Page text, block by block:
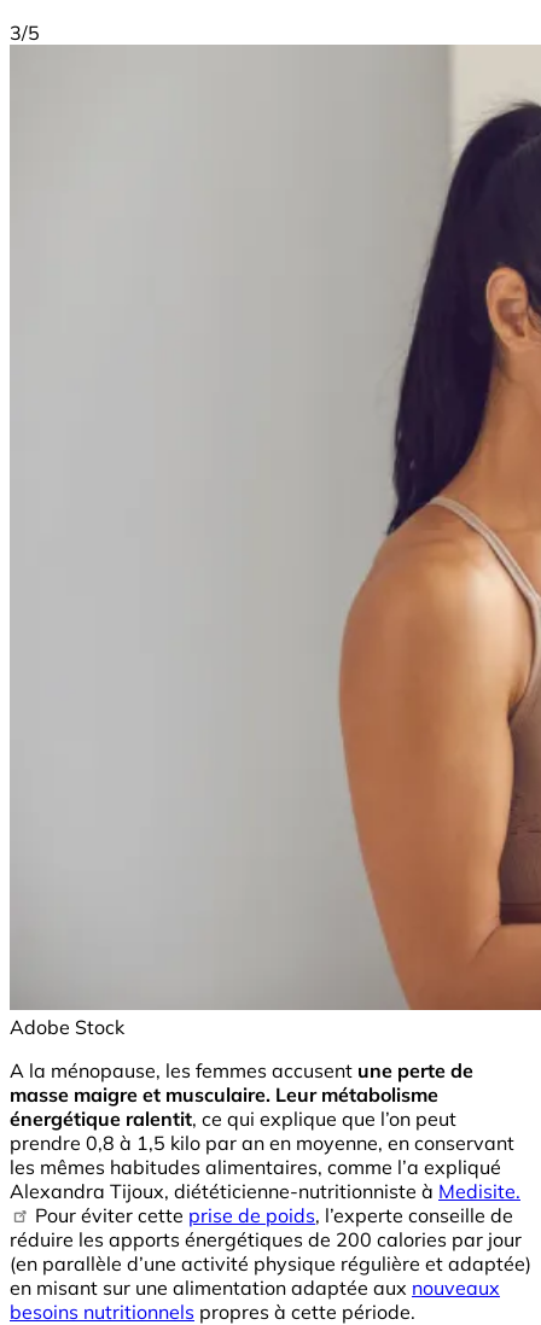
3/5
Adobe Stock
A la ménopause, les femmes accusent une perte de
masse maigre et musculaire. Leur métabolisme
énergétique ralentit, ce qui explique que l’on peut
prendre 0,8 à 1,5 kilo par an en moyenne, en conservant
les mêmes habitudes alimentaires, comme l’a expliqué
Alexandra Tijoux, diététicienne-nutritionniste à Medisite.
Pour éviter cette prise de poids, l’experte conseille de
réduire les apports énergétiques de 200 calories par jour
(en parallèle d’une activité physique régulière et adaptée)
en misant sur une alimentation adaptée aux nouveaux
besoins nutritionnels propres à cette période.